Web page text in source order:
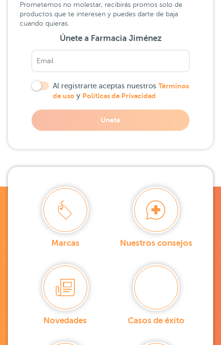
Prometemos no molestar, recibirás promos solo de
productos que te interesen y puedes darte de baja
cuando quieras.
Únete a Farmacia Jiménez
Al registrarte aceptas nuestros Términos
de uso y Políticas de Privacidad
Unete
Marcas Nuestros consejos
Novedades Casos de éxito